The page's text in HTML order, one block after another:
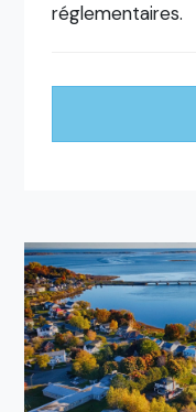
réglementaires.